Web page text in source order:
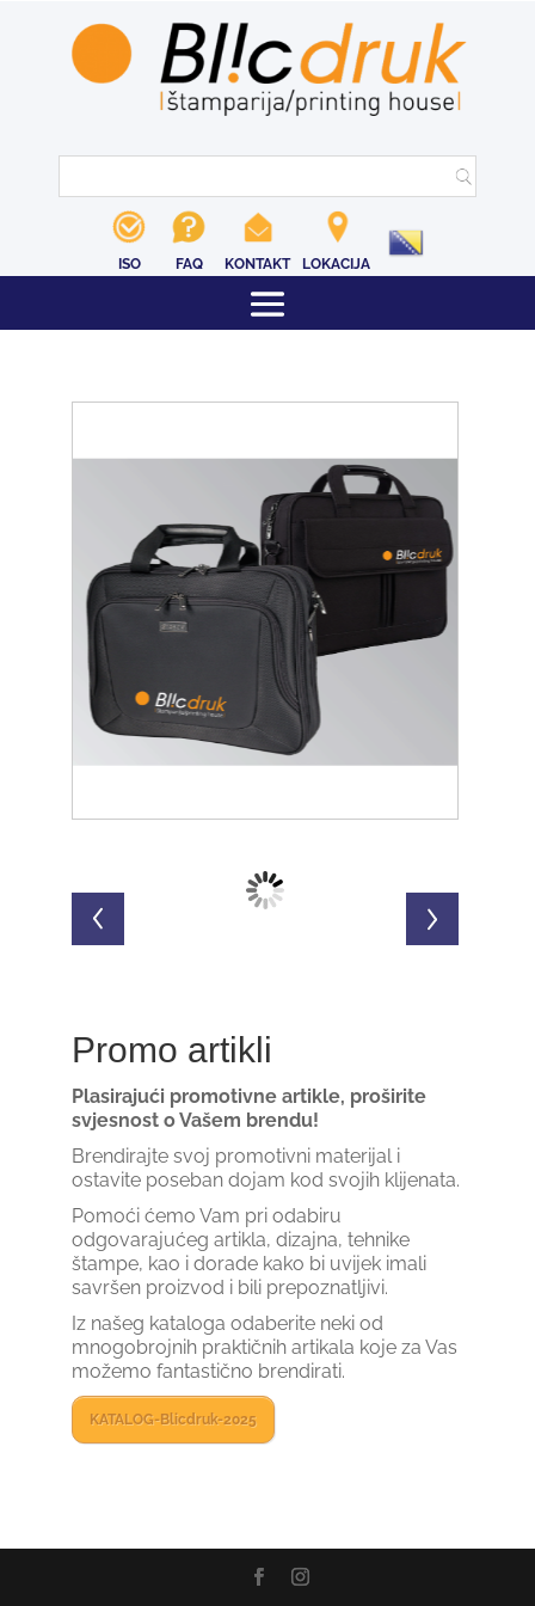
ISO FAQ KONTAKT LOKACIJA
Promo artikli
Plasirajući promotivne artikle, proširite
svjesnost o Vašem brendu!
Brendirajte svoj promotivni materijal i
ostavite poseban dojam kod svojih klijenata.
Pomoći ćemo Vam pri odabiru
odgovarajućeg artikla, dizajna, tehnike
štampe, kao i dorade kako bi uvijek imali
savršen proizvod i bili prepoznatljivi.
Iz našeg kataloga odaberite neki od
mnogobrojnih praktičnih artikala koje za Vas
možemo fantastično brendirati.
KATALOG-Blicdruk-2025